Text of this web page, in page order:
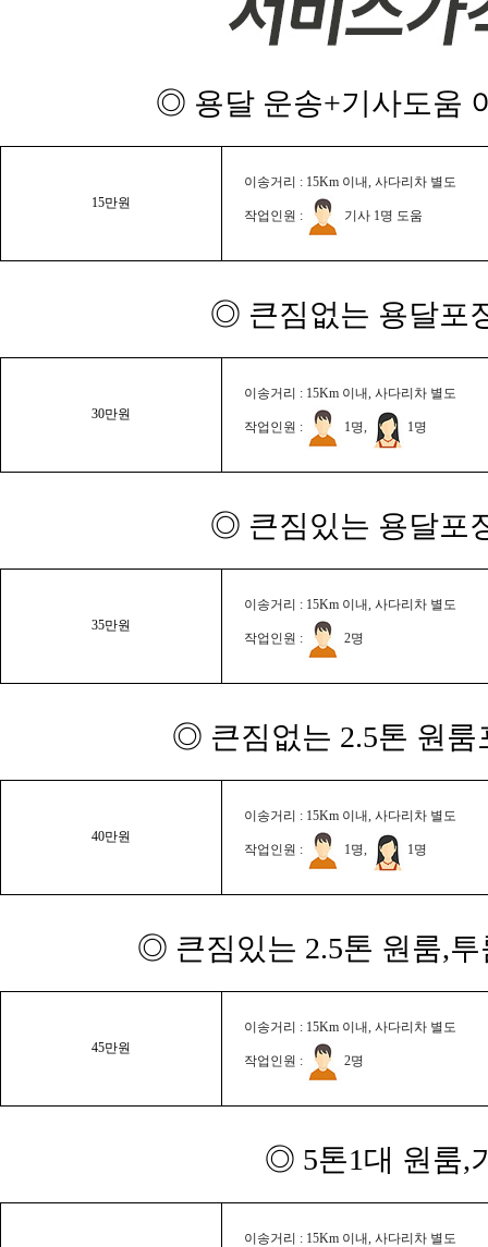
◎ 용달 운송+기사도움
15만원
이송거리 : 15Km 이내, 사다리차 별도
작업인원 : 기사 1명 도움
◎ 큰짐없는 용달포
30만원
이송거리 : 15Km 이내, 사다리차 별도
작업인원 : 1명, 1명
◎ 큰짐있는 용달포
35만원
이송거리 : 15Km 이내, 사다리차 별도
작업인원 : 2명
◎ 큰짐없는 2.5톤 원룸
40만원
이송거리 : 15Km 이내, 사다리차 별도
작업인원 : 1명, 1명
◎ 큰짐있는 2.5톤 원룸,
45만원
이송거리 : 15Km 이내, 사다리차 별도
작업인원 : 2명
◎ 5톤1대 원룸,
이송거리 : 15Km 이내, 사다리차 별도